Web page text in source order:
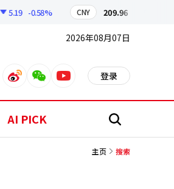
5.19 -0.58% CNY 209.96
2026年08月07日
weiboweixinyoutube 登录
AI PICK 搜
主页 搜索